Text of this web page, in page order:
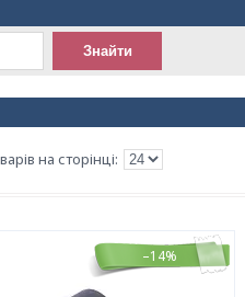
Знайти
–14%